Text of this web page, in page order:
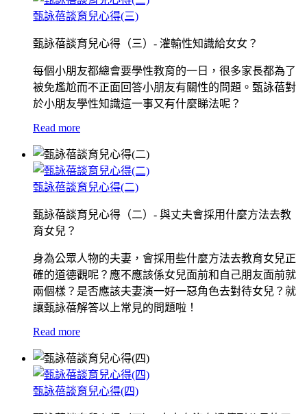
甄詠蓓談育兒心得(三)
甄詠蓓談育兒心得（三）- 灌輸性知識給女女？
每個小朋友都總會要學性教育的一日，很多家長都為了
被免尷尬而不正面回答小朋友有關性的問題。甄詠蓓對
於小朋友學性知識這一事又有什麼睇法呢？
Read more
甄詠蓓談育兒心得(二)
甄詠蓓談育兒心得（二）- 與丈夫會採用什麼方法去教
育女兒？
身為公眾人物的夫妻，會採用些什麼方法去教育女兒正
確的道德觀呢？應不應該係女兒面前和自己朋友面前就
兩個樣？是否應該夫妻演一好一惡角色去對待女兒？就
讓甄詠蓓解答以上常見的問題啦！
Read more
甄詠蓓談育兒心得(四)